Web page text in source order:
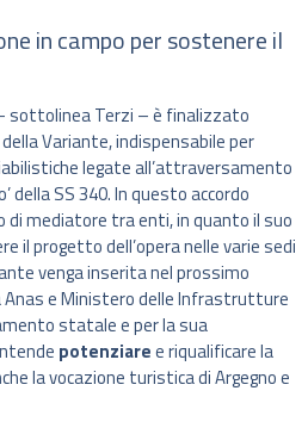
in campo per sostenere il
sottolinea Terzi – è finalizzato
Variante, indispensabile per
legate all’attraversamento
della SS 340. In questo accordo
di mediatore tra enti, in quanto il suo
il progetto dell’opera nelle varie sedi
venga inserita nel prossimo
e Ministero delle Infrastrutture
statale e per la sua
potenziaree riqualificare la
la vocazione turistica di Argegno e